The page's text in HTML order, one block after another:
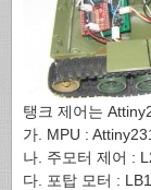
탱크 제어는
가. MPU :
나. 주모터 제어 :
다. 포탑 모터 :